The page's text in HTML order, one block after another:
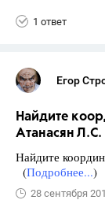
1 ответ
Егор
Найдите
Атанасян Л.С.
Найдите
(Подробнее...)
28 сентября